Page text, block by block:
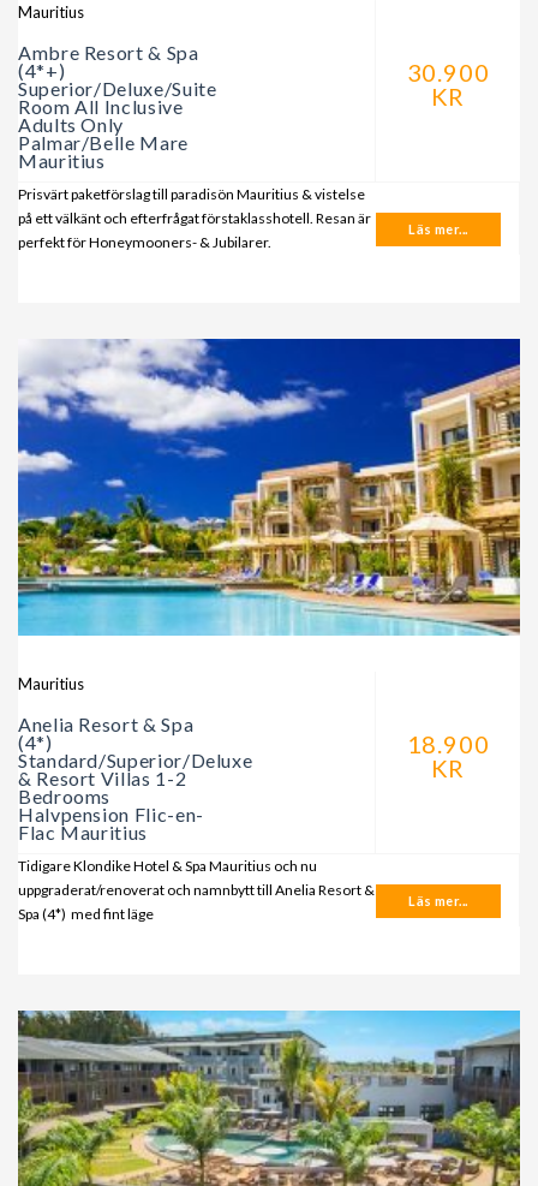
Mauritius
Ambre Resort & Spa
(4*+)
Superior/Deluxe/Suite
Room All Inclusive
Adults Only
Palmar/Belle Mare
Mauritius
30.900
KR
Prisvärt paketförslag till paradisön Mauritius & vistelse
på ett välkänt och efterfrågat förstaklasshotell. Resan är
perfekt för Honeymooners- & Jubilarer.
Läs mer...
Mauritius
Anelia Resort & Spa
(4*)
Standard/Superior/Deluxe
& Resort Villas 1-2
Bedrooms
Halvpension Flic-en-
Flac Mauritius
18.900
KR
Tidigare Klondike Hotel & Spa Mauritius och nu
uppgraderat/renoverat och namnbytt till Anelia Resort &
Spa (4*) med fint läge
Läs mer...